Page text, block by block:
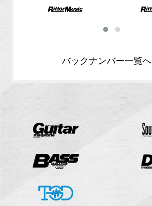
バックナンバー一覧へ